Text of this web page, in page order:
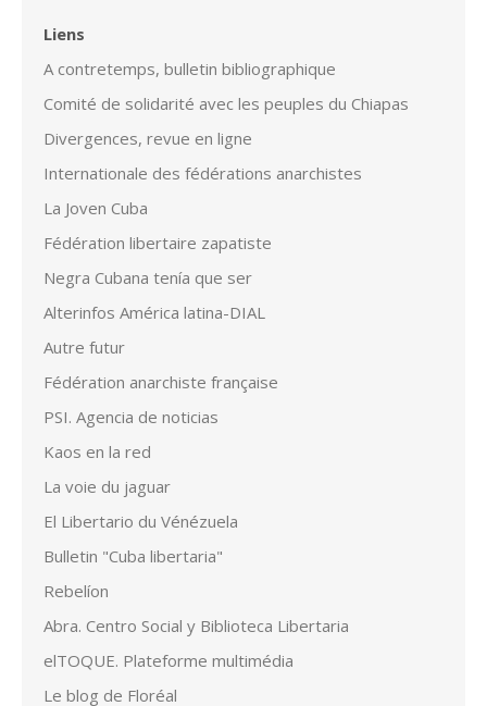
Liens
A contretemps, bulletin bibliographique
Comité de solidarité avec les peuples du Chiapas
Divergences, revue en ligne
Internationale des fédérations anarchistes
La Joven Cuba
Fédération libertaire zapatiste
Negra Cubana tenía que ser
Alterinfos América latina-DIAL
Autre futur
Fédération anarchiste française
PSI. Agencia de noticias
Kaos en la red
La voie du jaguar
El Libertario du Vénézuela
Bulletin "Cuba libertaria"
Rebelíon
Abra. Centro Social y Biblioteca Libertaria
elTOQUE. Plateforme multimédia
Le blog de Floréal